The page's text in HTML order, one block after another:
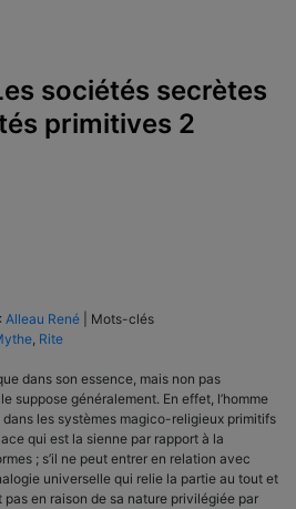
sociétés secrètes
primitives 2
Alleau René
Mots-clés
, Rite
dans son essence, mais non pas
suppose généralement. En effet, l’homme
dans les systèmes magico-religieux primitifs
qui est la sienne par rapport à la
; s’il ne peut entrer en relation avec
universelle qui relie la partie au tout et
pas en raison de sa nature privilégiée par